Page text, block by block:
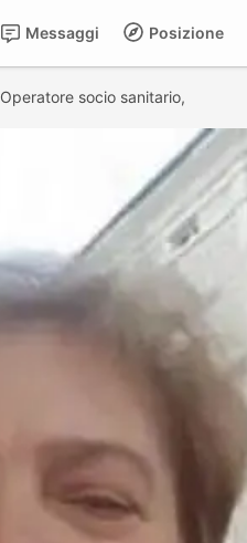
Posizione
Messaggi
Operatore socio sanitario,